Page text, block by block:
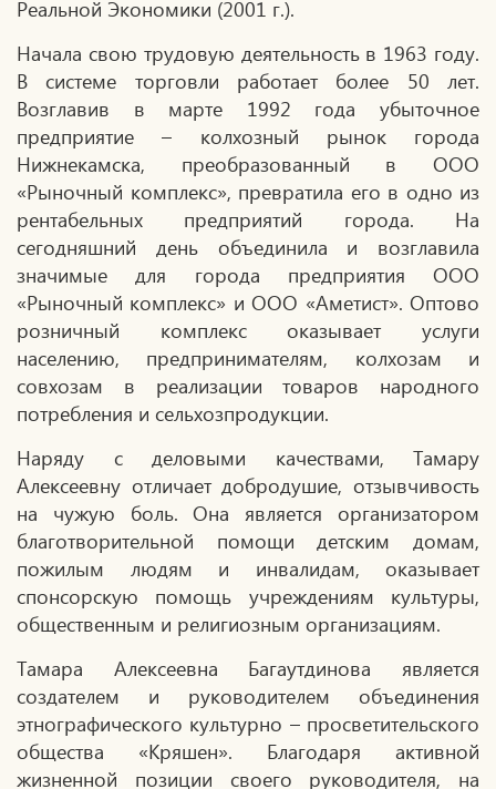
Реальной Экономики (2001 г.).
Начала свою трудовую деятельность в 1963 году.
В системе торговли работает более 50 лет.
Возглавив в марте 1992 года убыточное
предприятие – колхозный рынок города
Нижнекамска, преобразованный в ООО
«Рыночный комплекс», превратила его в одно из
рентабельных предприятий города. На
сегодняшний день объединила и возглавила
значимые для города предприятия ООО
«Рыночный комплекс» и ООО «Аметист». Оптово
розничный комплекс оказывает услуги
населению, предпринимателям, колхозам и
совхозам в реализации товаров народного
потребления и сельхозпродукции.
Наряду с деловыми качествами, Тамару
Алексеевну отличает добродушие, отзывчивость
на чужую боль. Она является организатором
благотворительной помощи детским домам,
пожилым людям и инвалидам, оказывает
спонсорскую помощь учреждениям культуры,
общественным и религиозным организациям.
Тамара Алексеевна Багаутдинова является
создателем и руководителем объединения
этнографического культурно – просветительского
общества «Кряшен». Благодаря активной
жизненной позиции своего руководителя, на